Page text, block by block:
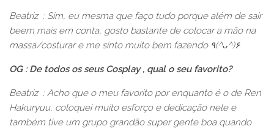
Beatriz : Sim, eu mesma que faço tudo porque além de sair
beem mais em conta, gosto bastante de colocar a mão na
massa/costurar e me sinto muito bem fazendo ٩(^ᴗ^)۶
OG : De todos os seus Cosplay , qual o seu favorito?
Beatriz : Acho que o meu favorito por enquanto é o de Ren
Hakuryuu, coloquei muito esforço e dedicação nele e
também tive um grupo grandão super gente boa quando